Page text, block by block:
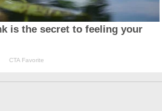
is the secret to feeling your
CTA Favorite